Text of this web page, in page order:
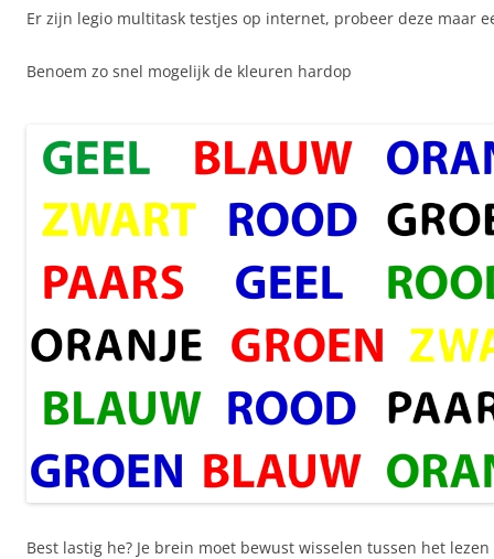
Er zijn legio multitask testjes op internet, probeer deze maar
Benoem zo snel mogelijk de kleuren hardop
Best lastig he? Je brein moet bewust wisselen tussen het